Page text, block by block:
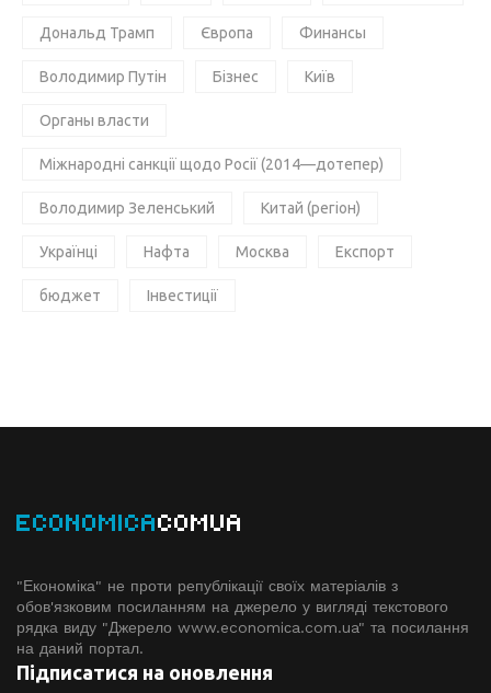
Дональд Трамп Європа Финансы
Володимир Путін Бізнес Київ
Органы власти
Міжнародні санкції щодо Росії (2014—дотепер)
Володимир Зеленський Китай (регіон)
Українці Нафта Москва Експорт
бюджет Інвестиції
ECONOMICACOMUA
"Економіка" не проти републікації своїх матеріалів з
обов'язковим посиланням на джерело у вигляді текстового
рядка виду "Джерело www.economiсa.com.ua" та посилання
на даний портал.
Підписатися на оновлення